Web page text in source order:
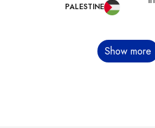
PALESTINE
Show more